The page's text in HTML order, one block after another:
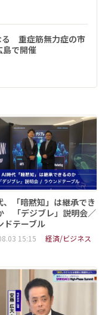
る 重症筋無力症の市
島で開催
、「暗黙知」は継承でき
「デジブレ」説明会／
ドテーブル
15:15 経済/ビジネス